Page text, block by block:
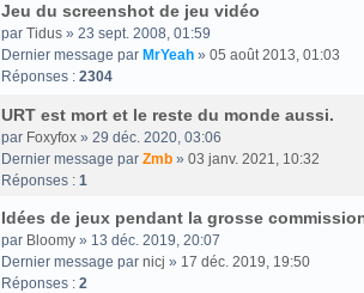
Jeu du screenshot de jeu vidéo
par Tidus » 23 sept. 2008, 01:59
Dernier message par MrYeah » 05 août 2013, 01:03
Réponses : 2304
URT est mort et le reste du monde aussi.
par Foxyfox » 29 déc. 2020, 03:06
Dernier message par Zmb » 03 janv. 2021, 10:32
Réponses : 1
Idées de jeux pendant la grosse
par Bloomy » 13 déc. 2019, 20:07
Dernier message par nicj » 17 déc. 2019, 19:50
Réponses : 2